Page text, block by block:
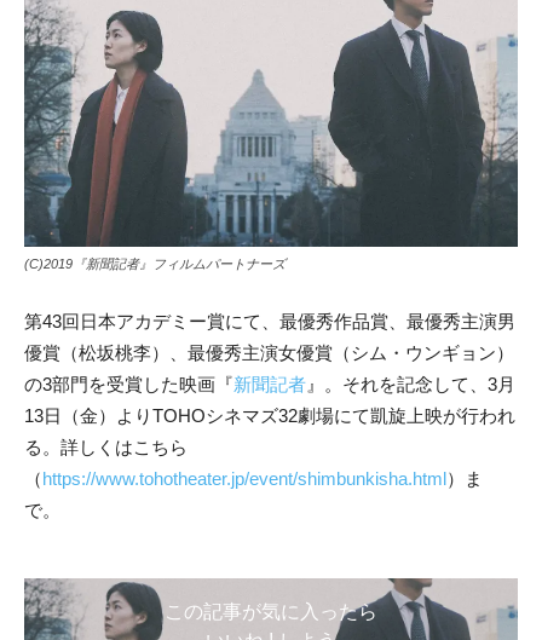
(C)2019『新聞記者』フィルムパートナーズ
第43回日本アカデミー賞にて、最優秀作品賞、最優秀主演男
優賞（松坂桃李）、最優秀主演女優賞（シム・ウンギョン）
の3部門を受賞した映画『新聞記者 』。それを記念して、3月
13日（金）よりTOHOシネマズ32劇場にて凱旋上映が行われ
る。詳しくはこちら
（https://www.tohotheater.jp/event/shimbunkisha.html）ま
で。
この記事が気に入ったら